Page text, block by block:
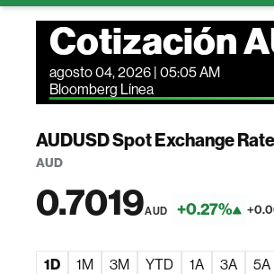
Cotización
agosto 04, 2026 | 05:05 AM
Bloomberg Línea
AUDUSD Spot Exchange
AUD
0.7019AUD +0.27%
1D 1M 3M YTD 1A 3A 5A